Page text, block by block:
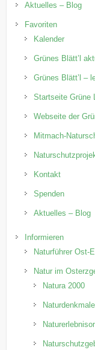
Aktuelles – Blog
Favoriten
Kalender
Grünes Blätt’l
Grünes Blätt’l –
Startseite Grüne
Webseite der
Mitmach-
Kontakt
Spenden
Aktuelles – Blog
Informieren
Naturführer Ost-
Natur im
Natura 2000
Naturdenkmale